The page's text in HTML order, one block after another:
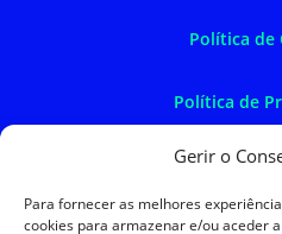
Gerir o
Para fornecer as melhores
cookies para armazenar e/ou aceder
Política de
Política de
Política de
Termos e